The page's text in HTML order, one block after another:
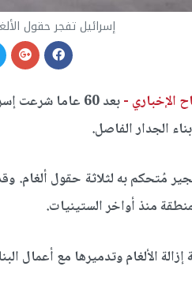
إسرائيل تفجر حقول
الإخباري -
بعد 60 عاما
الجدار الفاصل.
منذ أواخر الستينيات.
الألغام وتدميرها مع أعمال